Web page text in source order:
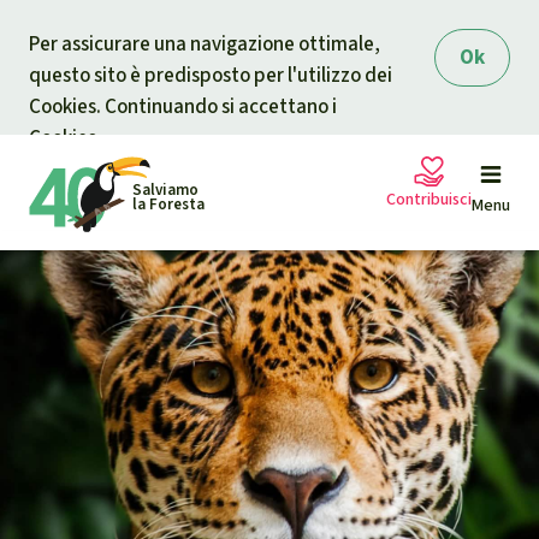
Ok
Per assicurare una navigazione ottimale,
questo sito è predisposto per l'utilizzo dei
Cookies. Continuando si accettano i
Cookies.
Salviamo
la Foresta Menu
Petizioni
Progetti
Informazioni
Informati
Contribuisci
La tua donazione aiuta
Sostieni Salviamo la Foresta
Donazione urgente
Donazione per una causa specifica